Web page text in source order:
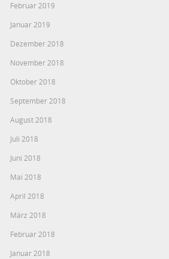
Februar 2019
Januar 2019
Dezember 2018
November 2018
Oktober 2018
September 2018
August 2018
Juli 2018
Juni 2018
Mai 2018
April 2018
März 2018
Februar 2018
Januar 2018